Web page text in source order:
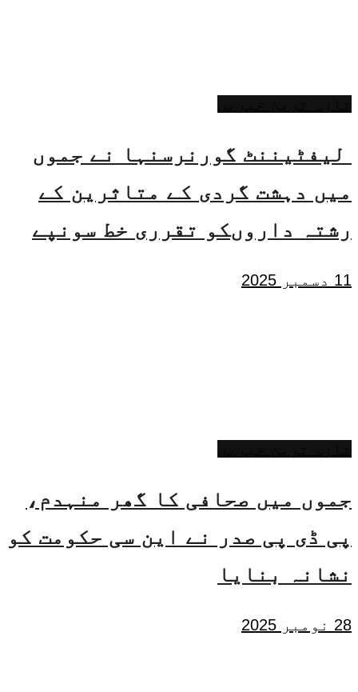
لیفٹیننٹ گورنرسنہا نے جموں
میں دہشت گردی کے متاثرین کے
رشتہ داروںکو تقرری خط سونپے
11 دسمبر 2025
جموں میں صحافی کا گھر منہدم،
پی ڈی پی صدر نے این سی حکومت کو
نشانہ بنایا
28 نومبر 2025